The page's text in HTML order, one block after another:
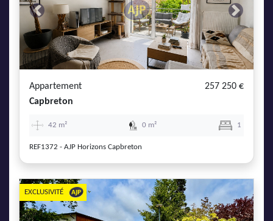
Previous Next
Appartement
257 250 €
Capbreton
42 m² 0 m² 1
REF1372 - AJP Horizons Capbreton
EXCLUSIVITÉ